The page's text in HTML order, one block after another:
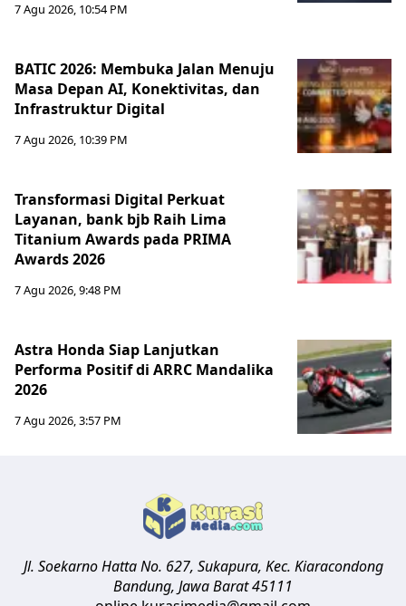
7 Agu 2026, 10:54 PM
BATIC 2026: Membuka Jalan Menuju
Masa Depan AI, Konektivitas, dan
Infrastruktur Digital
7 Agu 2026, 10:39 PM
Transformasi Digital Perkuat
Layanan, bank bjb Raih Lima
Titanium Awards pada PRIMA
Awards 2026
7 Agu 2026, 9:48 PM
Astra Honda Siap Lanjutkan
Performa Positif di ARRC Mandalika
2026
7 Agu 2026, 3:57 PM
Jl. Soekarno Hatta No. 627, Sukapura, Kec. Kiaracondong
Bandung, Jawa Barat45111